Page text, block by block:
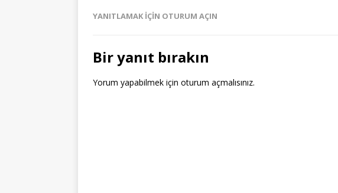
YANITLAMAK IÇIN OTURUM AÇIN
Bir yanıt bırakın
Yorum yapabilmek için oturum açmalısınız.